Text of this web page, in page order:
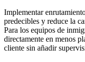
Implementar
predecibles y reduce la
Para los equipos de
directamente en menos
cliente sin añadir